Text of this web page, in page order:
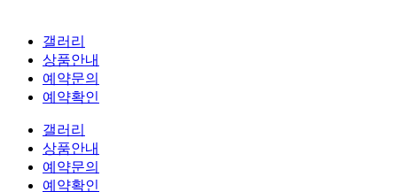
갤러리
상품안내
예약문의
예약확인
갤러리
상품안내
예약문의
예약확인